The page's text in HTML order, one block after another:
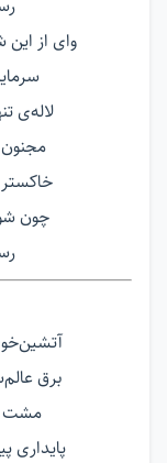
وای از
لاله‌ی
چون
برق
مشت